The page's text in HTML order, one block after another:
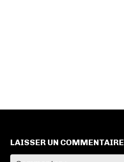
LAISSER UN COMMENTAIRE